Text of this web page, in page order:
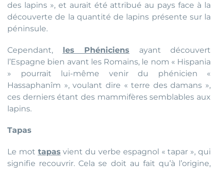
des lapins », et aurait été attribué au pays face à la
découverte de la quantité de lapins présente sur la
péninsule.
Cependant, les Phéniciens ayant découvert
l’Espagne bien avant les Romains, le nom « Hispania
» pourrait lui-même venir du phénicien «
Hassaphanîm », voulant dire « terre des damans »,
ces derniers étant des mammifères semblables aux
lapins.
Tapas
Le mot tapas vient du verbe espagnol « tapar », qui
signifie recouvrir. Cela se doit au fait qu’à l’origine,